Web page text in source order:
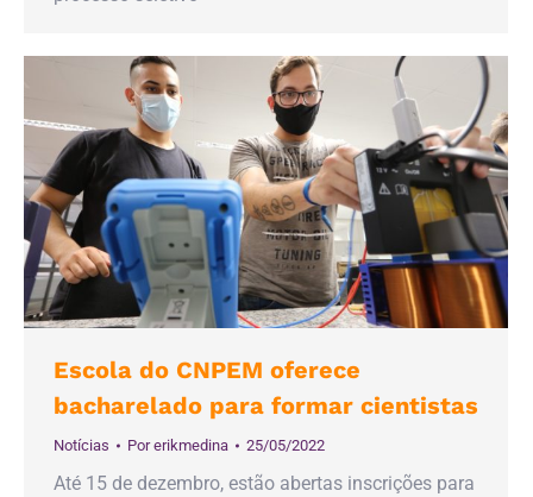
Escola do CNPEM oferece
bacharelado para formar cientistas
Notícias Porerikmedina 25/05/2022
Até 15 de dezembro, estão abertas inscrições para